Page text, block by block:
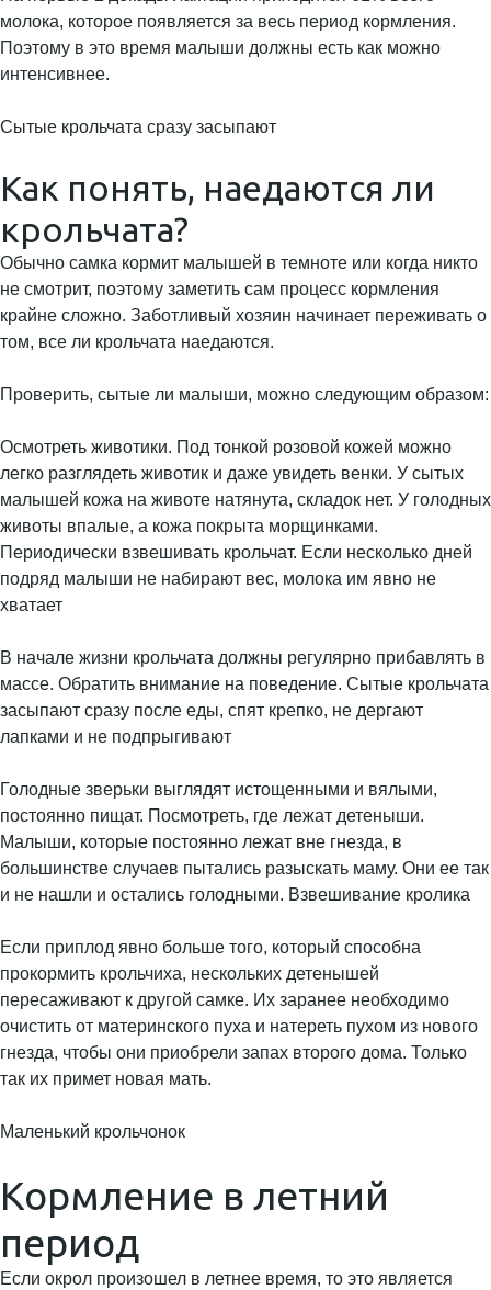
молока, которое появляется за весь период кормления.
Поэтому в это время малыши должны есть как можно
интенсивнее.
Сытые крольчата сразу засыпают
Как понять, наедаются ли
крольчата?
Обычно самка кормит малышей в темноте или когда никто
не смотрит, поэтому заметить сам процесс кормления
крайне сложно. Заботливый хозяин начинает переживать о
том, все ли крольчата наедаются.
Проверить, сытые ли малыши, можно следующим образом:
Осмотреть животики. Под тонкой розовой кожей можно
легко разглядеть животик и даже увидеть венки. У сытых
малышей кожа на животе натянута, складок нет. У голодных
животы впалые, а кожа покрыта морщинками.
Периодически взвешивать крольчат. Если несколько дней
подряд малыши не набирают вес, молока им явно не
хватает
В начале жизни крольчата должны регулярно прибавлять в
массе. Обратить внимание на поведение. Сытые крольчата
засыпают сразу после еды, спят крепко, не дергают
лапками и не подпрыгивают
Голодные зверьки выглядят истощенными и вялыми,
постоянно пищат. Посмотреть, где лежат детеныши.
Малыши, которые постоянно лежат вне гнезда, в
большинстве случаев пытались разыскать маму. Они ее так
и не нашли и остались голодными. Взвешивание кролика
Если приплод явно больше того, который способна
прокормить крольчиха, нескольких детенышей
пересаживают к другой самке. Их заранее необходимо
очистить от материнского пуха и натереть пухом из нового
гнезда, чтобы они приобрели запах второго дома. Только
так их примет новая мать.
Маленький крольчонок
Кормление в летний
период
Если окрол произошел в летнее время, то это является